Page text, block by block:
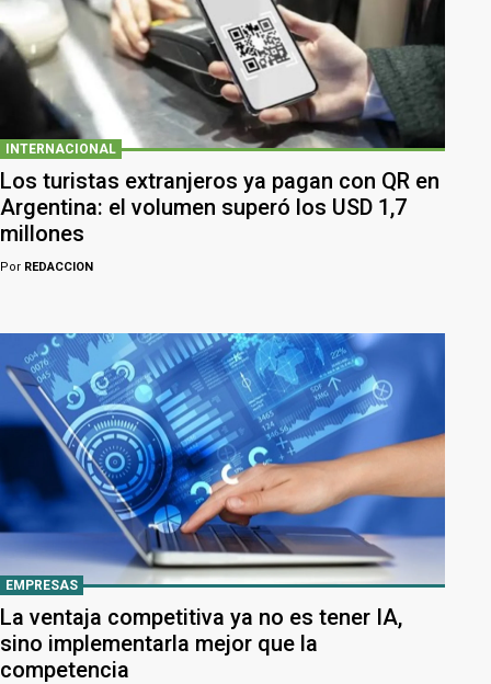
INTERNACIONAL
Los turistas extranjeros ya pagan con QR en
Argentina: el volumen superó los USD 1,7
millones
Por REDACCION
EMPRESAS
La ventaja competitiva ya no es tener IA,
sino implementarla mejor que la
competencia